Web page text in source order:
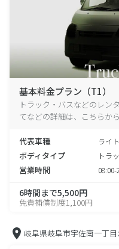
基本料金プラン（T1）
トラック・バスなどのレン
てなどの詳細は、こちらか
代表車種 ライ
ボディタイプ トラ
営業時間 08:00-
6時間まで5,500円
免責補償制度1,100円
岐阜県岐阜市宇佐南一丁目